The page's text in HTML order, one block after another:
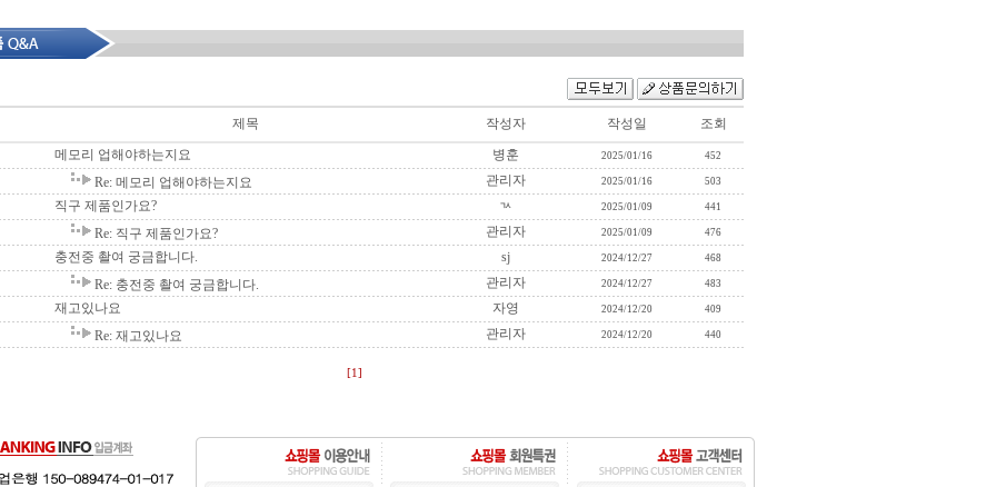
제목 작성자 작성일
조회
메모리 업해야하는지요
병훈 2025/01/16 452
Re: 메모리 업해야하는지요 관리자 2025/01/16 503
직구 제품인가요? ㄳ 2025/01/09 441
Re: 직구 제품인가요? 관리자 2025/01/09 476
충전중 촬여 궁금합니다. sj 2024/12/27 468
Re: 충전중 촬여 궁금합니다. 관리자 2024/12/27 483
재고있나요 자영 2024/12/20 409
Re: 재고있나요 관리자 2024/12/20 440
[1]